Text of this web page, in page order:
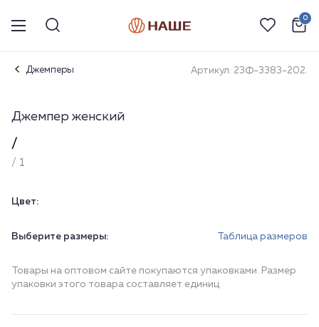
0
Джемперы Артикул: 23Ф-3383-202.
Джемпер женский
/
/ 1
Цвет:
Выберите размеры: Таблица размеров
Товары на оптовом сайте покупаются упаковками. Размер
упаковки этого товара составляет единиц